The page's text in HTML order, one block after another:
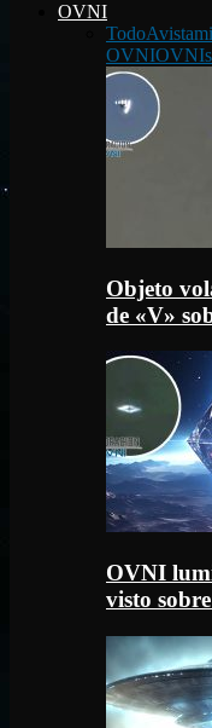
OVNI
Todo
OVNIOVNIs
Objeto
de «V»
OVNI
visto